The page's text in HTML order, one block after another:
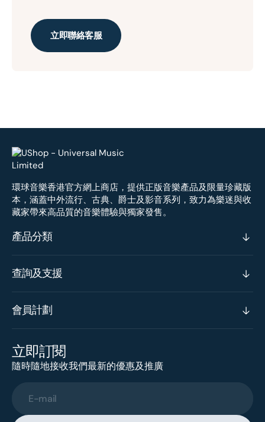
立即聯絡客服
環球音樂香港官方網上商店，提供正版音樂產品及限量珍藏版
本，涵蓋中外流行、古典、爵士及影音系列，致力為樂迷與收
藏家帶來高品質的音樂體驗與獨家發售。
產品分類
查詢及支援
會員計劃
立即訂閱
隨時隨地接收我們最新的優惠及推廣
E-mail